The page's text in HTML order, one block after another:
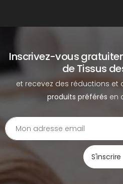
Inscrivez-vous
de Tissus
et recevez des réductions et
produits préférés en
S'inscrire